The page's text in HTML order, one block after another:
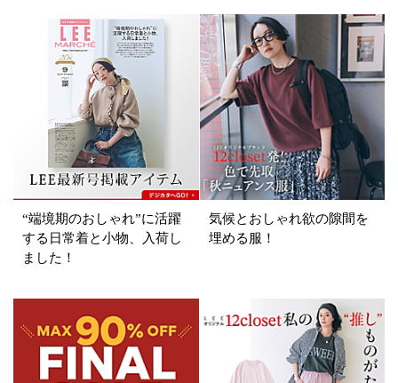
表示オプション
すべて 新着
SALE商品 予約品
再入荷 ラスト1
在庫あり
ホワイト ブラック グレー
ベージュ オレンジ
“端境期のおしゃれ”に活躍
する日常着と小物、入荷し
ました！
気候とおしゃれ欲の隙間を
埋める服！